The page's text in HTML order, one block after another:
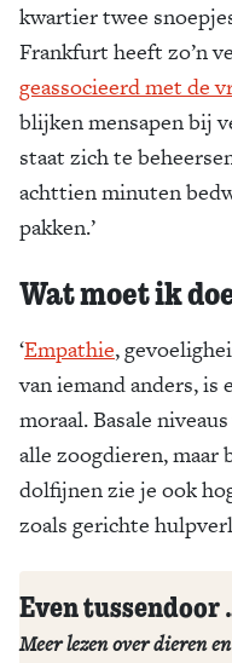
kwartier twee
Frankfurt heeft zo’n
geassocieerd met de
blijken mensapen bij
staat zich te
achttien minuten
pakken.’
Wat moet ik
‘Empathie,
van iemand anders, is
moraal. Basale
alle zoogdieren, maar
dolfijnen zie je ook
zoals gerichte
Even tussendoor
Meer lezen over dieren